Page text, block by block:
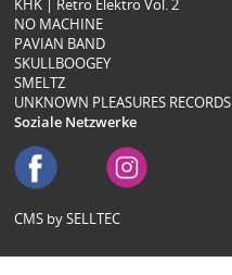
KHK | Retro Elektro Vol. 2
NO MACHINE
PAVIAN BAND
SKULLBOOGEY
SMELTZ
UNKNOWN PLEASURES RECORDS
Soziale Netzwerke
CMS by SELLTEC